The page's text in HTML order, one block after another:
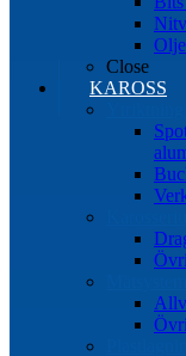
Close
KAROSS